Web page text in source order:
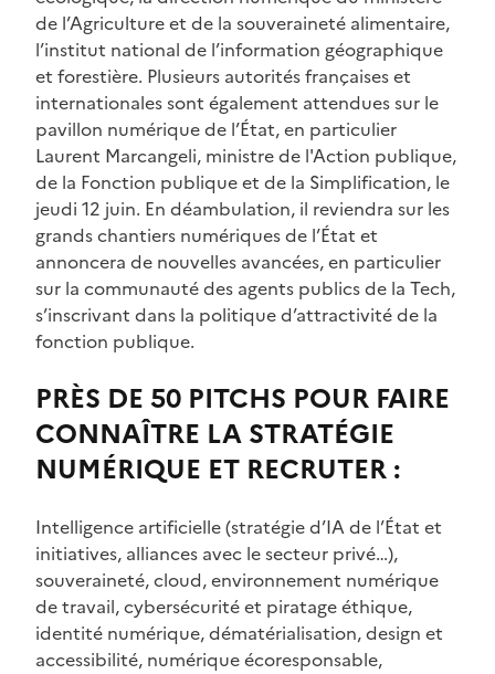
de l’Agriculture et de la souveraineté alimentaire,
l’institut national de l’information géographique
et forestière. Plusieurs autorités françaises et
internationales sont également attendues sur le
pavillon numérique de l’État, en particulier
Laurent Marcangeli, ministre de l'Action publique,
de la Fonction publique et de la Simplification, le
jeudi 12 juin. En déambulation, il reviendra sur les
grands chantiers numériques de l’État et
annoncera de nouvelles avancées, en particulier
sur la communauté des agents publics de la Tech,
s’inscrivant dans la politique d’attractivité de la
fonction publique.
PRÈS DE 50 PITCHS POUR FAIRE
CONNAÎTRE LA STRATÉGIE
NUMÉRIQUE ET RECRUTER :
Intelligence artificielle (stratégie d’IA de l’État et
initiatives, alliances avec le secteur privé…),
souveraineté, cloud, environnement numérique
de travail, cybersécurité et piratage éthique,
identité numérique, dématérialisation, design et
accessibilité, numérique écoresponsable,